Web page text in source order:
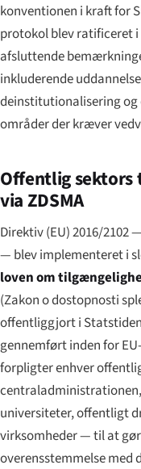
konventionen i kraft for
protokol blev ratificeret i
afsluttende
inkluderende
deinstitutionalisering
områder der kræver
Offentlig sektors
via ZDSMA
Direktiv (EU) 2016/
— blev implementeret i
loven om
(Zakon o dostopnosti
offentliggjort i
gennemført inden for
forpligter enhver
universiteter, offentligt
virksomheder — til at
overensstemmelse med